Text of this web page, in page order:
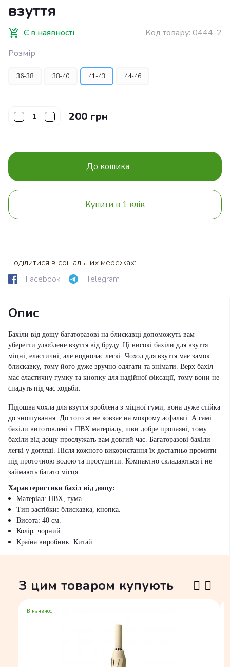
взуття
Є в наявності Код товару: 0444-2
Розмір
36-38 38-40 41-43 44-46
200 грн
До кошика
Купити в 1 клік
Поділитися в соціальних мережах:
Facebook
Telegram
Опис
Бахіли від дощу багаторазові на блискавці допоможуть вам
уберегти улюблене взуття від бруду. Ці високі бахіли для взуття
міцні, еластичні, але водночас легкі. Чохол для взуття має замок
блискавку, тому його дуже зручно одягати та знімати. Верх бахіл
має еластичну гумку та кнопку для надійної фіксації, тому вони не
спадуть під час ходьби.
Підошва чохла для взуття зроблена з міцної гуми, вона дуже стійка
до зношування. До того ж не ковзає на мокрому асфальті. А самі
бахіли виготовлені з ПВХ матеріалу, шви добре пропаяні, тому
бахіли від дощу прослужать вам довгий час. Багаторазові бахіли
легкі у догляді. Після кожного використання їх достатньо промити
під проточною водою та просушити. Компактно складаються і не
займають багато місця.
Характеристики бахіл від дощу:
Матеріал: ПВХ, гума.
Тип застібки: блискавка, кнопка.
Висота: 40 см.
Колір: чорний.
Країна виробник: Китай.
З цим товаром купують
В наявності